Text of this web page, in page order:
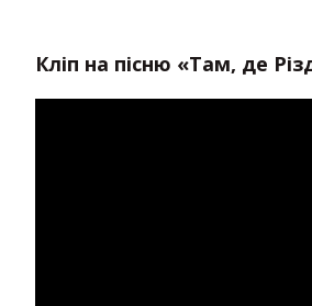
Кліп на пісню «Там, де